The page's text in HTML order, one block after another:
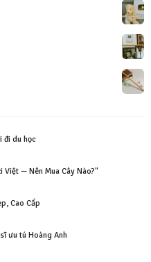
đi du học
Việt — Nên Mua Cây Nào?"
Cao Cấp
ưu tú Hoàng Anh